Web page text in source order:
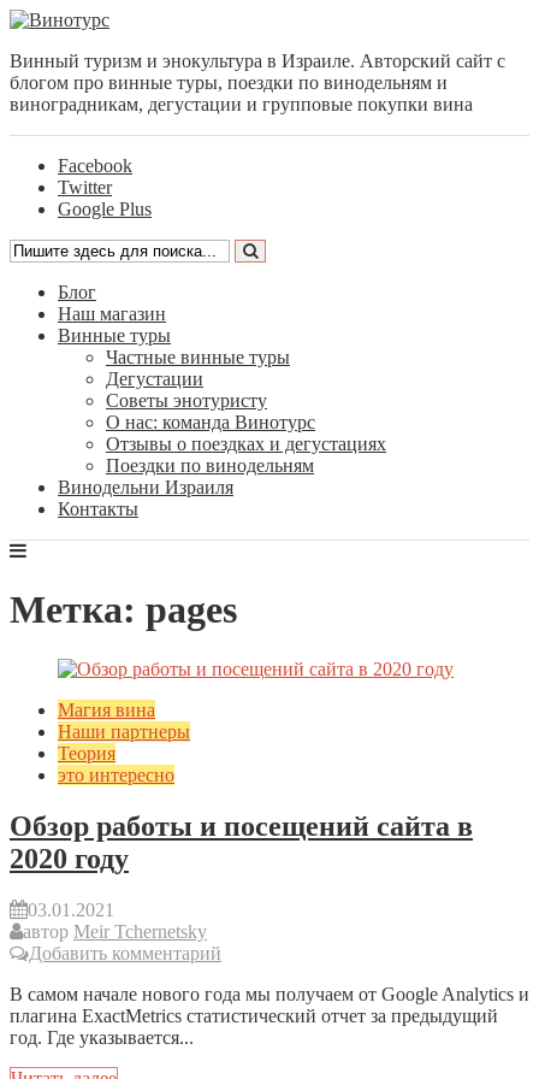
Винный туризм и энокультура в Израиле. Авторский сайт с
блогом про винные туры, поездки по винодельням и
виноградникам, дегустации и групповые покупки вина
Facebook
Twitter
Google Plus
Блог
Наш магазин
Винные туры
Частные винные туры
Дегустации
Советы энотуристу
О нас: команда Винотурс
Отзывы о поездках и дегустациях
Поездки по винодельням
Винодельни Израиля
Контакты
Метка: pages
Магия вина
Наши партнеры
Теория
это интересно
Обзор работы и посещений сайта в
2020 году
03.01.2021
автор Meir Tchernetsky
Добавить комментарий
В самом начале нового года мы получаем от Google Analytics и
плагина ExactMetrics статистический отчет за предыдущий
год. Где указывается...